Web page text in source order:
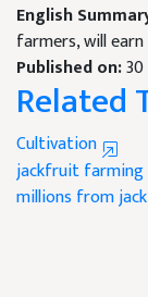
English
farmers, will
Published on:
Related
Cultivation
jackfruit farming
millions from